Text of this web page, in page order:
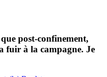
post-confinement,
fuir à la campagne. Je